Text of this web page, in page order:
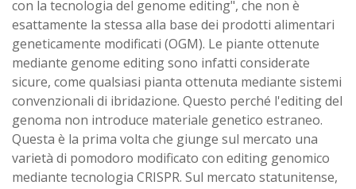
con la tecnologia del genome editing", che non è
esattamente la stessa alla base dei prodotti alimentari
geneticamente modificati (OGM). Le piante ottenute
mediante genome editing sono infatti considerate
sicure, come qualsiasi pianta ottenuta mediante sistemi
convenzionali di ibridazione. Questo perché l'editing del
genoma non introduce materiale genetico estraneo.
Questa è la prima volta che giunge sul mercato una
varietà di pomodoro modificato con editing genomico
mediante tecnologia CRISPR. Sul mercato statunitense,